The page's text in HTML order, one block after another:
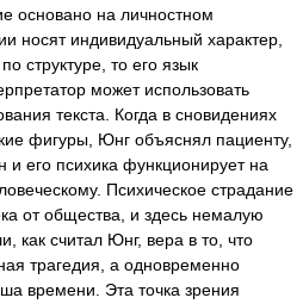
основано на личностном
носят индивидуальный характер,
структуре, то его язык
может использовать
текста. Когда в сновидениях
фигуры, Юнг объяснял пациенту,
и его психика функционирует на
Психическое страдание
от общества, и здесь немалую
как считал Юнг, вера в то, что
трагедия, а одновременно
времени. Эта точка зрения